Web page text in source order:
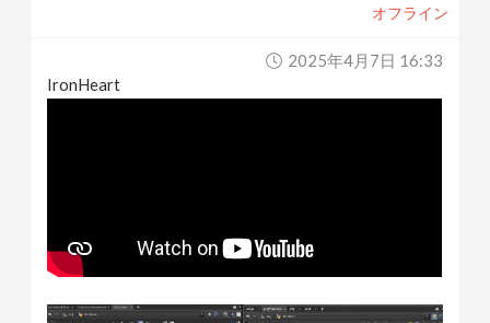
オフライン
2025年4月7日 16:33
IronHeart